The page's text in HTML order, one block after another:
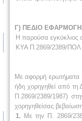
Γ) ΠΕΔΙΟ
Η παρούσα εγκύκλιος
ΚΥΑ Π.2869/2389/
Με αφορμή ερωτήματα
ήδη χορηγηθεί από
Π.2869/2389/1987)
χορηγηθείσας
1. Με την Π. 2869/